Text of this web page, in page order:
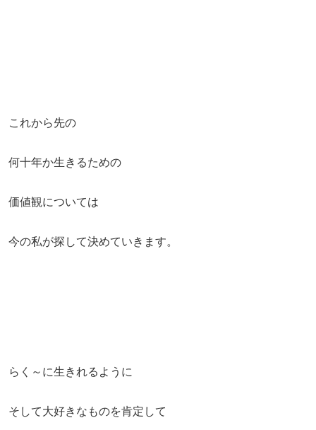
これから先の
何十年か生きるための
価値観については
今の私が探して決めていきます。
らく～に生きれるように
そして大好きなものを肯定して